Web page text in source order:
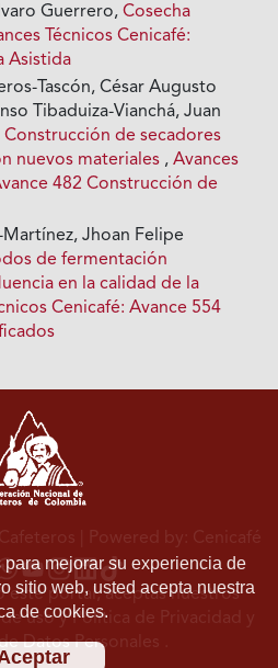
Guerrero,Cosecha
Técnicos Cenicafé:
Asistida
Tascón, César Augusto
Tibaduiza-Vianchá, Juan
Construcción de secadores
nuevos materiales ,Avances
482 Construcción de
Jhoan Felipe
de fermentación
en la calidad de la
Cenicafé: Avance 554
mejorar su experiencia de
sitio web, usted acepta nuestra
de cookies.
| Powered by: Cenicafé
este portal, aceptas nuestros
de usoyPolítica de Privacidad y
Datos Personales